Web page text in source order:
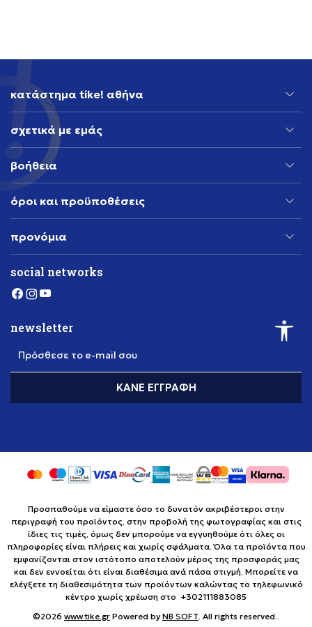
κατάστημα tike! αθήνα
σχετικά με εμάς
βοήθεια
όροι και προϋποθέσεις
προνόμια
social networks
newsletter
Πρόσθεσε το e-mail σου
ΚΆΝΕ ΕΓΓΡΑΦΉ
Προσπαθούμε να είμαστε όσο το δυνατόν ακριβέστεροι στην
περιγραφή του προϊόντος, στην προβολή της φωτογραφίας και στις
ίδιες τις τιμές, όμως δεν μπορούμε να εγγυηθούμε ότι όλες οι
πληροφορίες είναι πλήρεις και χωρίς σφάλματα. Όλα τα προϊόντα που
εμφανίζονται στον ιστότοπο αποτελούν μέρος της προσφοράς μας
και δεν εννοείται ότι είναι διαθέσιμα ανά πάσα στιγμή. Μπορείτε να
ελέγξετε τη διαθεσιμότητα των προϊόντων καλώντας το τηλεφωνικό
κέντρο χωρίς χρέωση στο +302111883085
©2026 www.tike.gr Powered by NB SOFT. All rights reserved..